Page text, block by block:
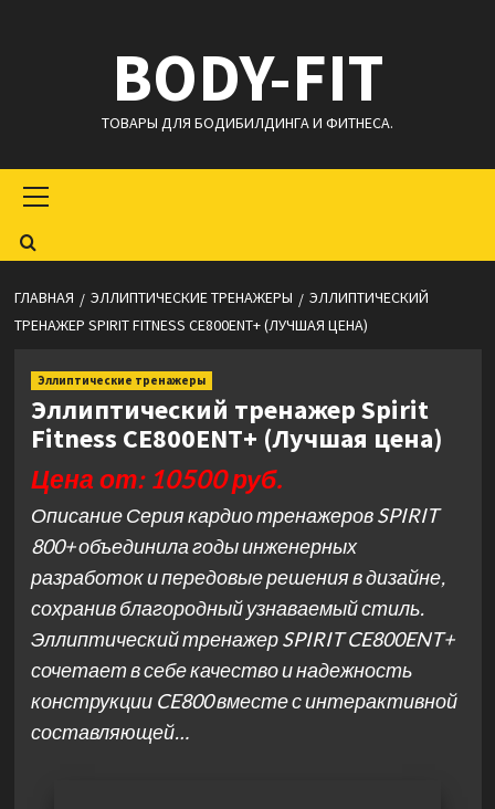
BODY-FIT
ТОВАРЫ ДЛЯ БОДИБИЛДИНГА И ФИТНЕСА.
меню
ГЛАВНАЯ ЭЛЛИПТИЧЕСКИЕ ТРЕНАЖЕРЫ
ЭЛЛИПТИЧЕСКИЙ
ТРЕНАЖЕР SPIRIT FITNESS CE800ENT+ (ЛУЧШАЯ ЦЕНА)
Эллиптические тренажеры
Эллиптический тренажер Spirit
Fitness CE800ENT+ (Лучшая цена)
Цена от: 10500 руб.
Описание Серия кардио тренажеров SPIRIT
800+ объединила годы инженерных
разработок и передовые решения в дизайне,
сохранив благородный узнаваемый стиль.
Эллиптический тренажер SPIRIT CE800ENT+
сочетает в себе качество и надежность
конструкции CE800 вместе с интерактивной
составляющей…